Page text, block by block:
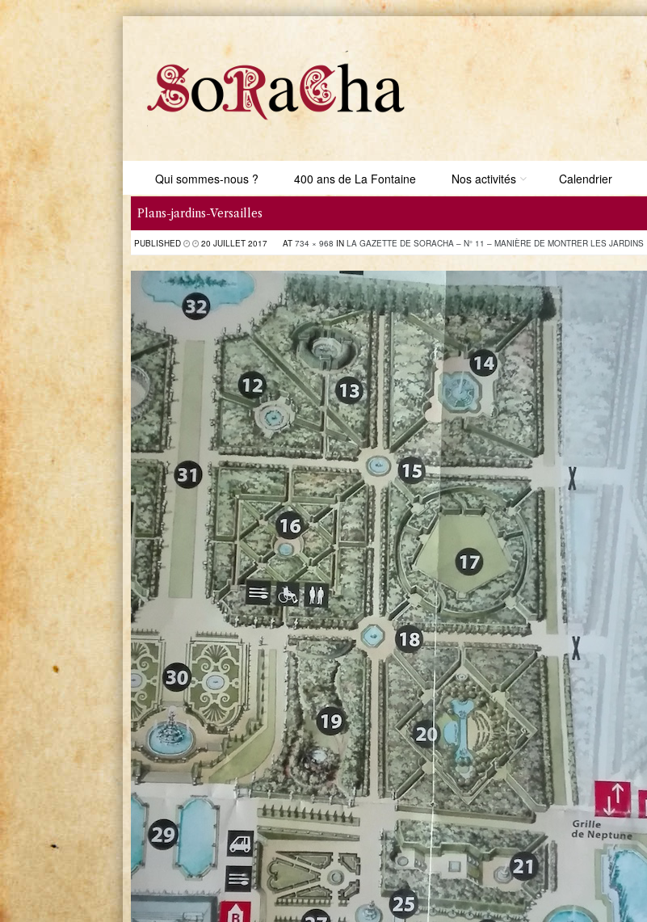
Menu
Skip to content
Qui sommes-nous ? 400 ans de La Fontaine Nos activités Calendrier
Plans-jardins-Versailles
PUBLISHED 20 JUILLET 2017 AT 734 × 968 IN LA GAZETTE DE SORACHA – N° 11 – MANIÈRE DE MONTRER LES JARDINS